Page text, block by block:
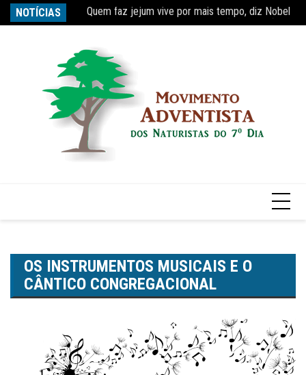
para
NOTÍCIAS
Quem faz jejum vive por mais tempo, diz Nobel
Estudo constata que período de faculdade faz
OS INSTRUMENTOS MUSICAIS E O
CÂNTICO CONGREGACIONAL